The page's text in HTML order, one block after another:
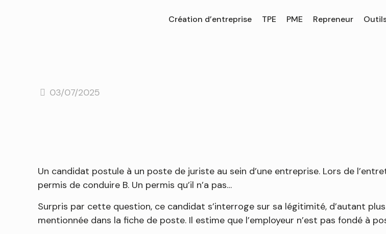
Création d’entreprise TPE PME Repreneur
03/07/2025
Un candidat postule à un poste de juriste au sein d’une entreprise. Lors de
permis de conduire B. Un permis qu’il n’a pas…
Surpris par cette question, ce candidat s’interroge sur sa légitimité, d’autant
mentionnée dans la fiche de poste. Il estime que l’employeur n’est pas fondé à